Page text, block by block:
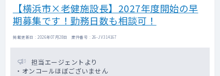
【横浜市×老健施設長】2027年度開始の早
期募集です！勤務日数も相談可！
掲載更新日 : 2026年07月28日 案件番号 : 26-JV314167
担当エージェントより
・オンコールほぼございません